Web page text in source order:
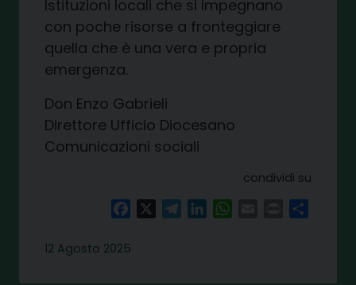
Istituzioni locali che si impegnano
con poche risorse a fronteggiare
quella che è una vera e propria
emergenza.
Don Enzo Gabrieli
Direttore Ufficio Diocesano
Comunicazioni sociali
condividi su
FacebookTelegramLinkedInWhatsAppPrint
12 Agosto 2025